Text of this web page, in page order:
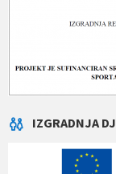
IZGRADNJA